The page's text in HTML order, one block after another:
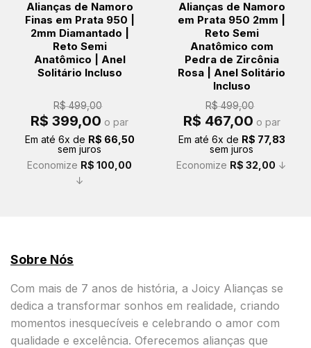
Alianças de Namoro
Finas em Prata 950 |
2mm Diamantado |
Reto Semi
Anatômico | Anel
Solitário Incluso
R$499,00
O
preço
era:
R$ 499,00.
R$ 399,00 preço
é:
o par
Em até 6x de R$ 66,50
sem juros
Economize R$ 100,00
↓
Alianças de Namoro
em Prata 950 2mm |
Reto Semi
Anatômico com
Pedra de Zircônia
Rosa | Anel Solitário
Incluso
R$499,00
O
preço
era:
R$ 499,00.
R$ 467,00preço
é:
R$ 467,00.
o par
Em até 6x de R$ 77,83
sem juros
Economize R$ 32,00 ↓
Sobre Nós
Com mais de 7 anos de história, a Joicy Alianças se
dedica a transformar sonhos em realidade, criando
momentos inesquecíveis e celebrando o amor com
qualidade e excelência. Oferecemos alianças que